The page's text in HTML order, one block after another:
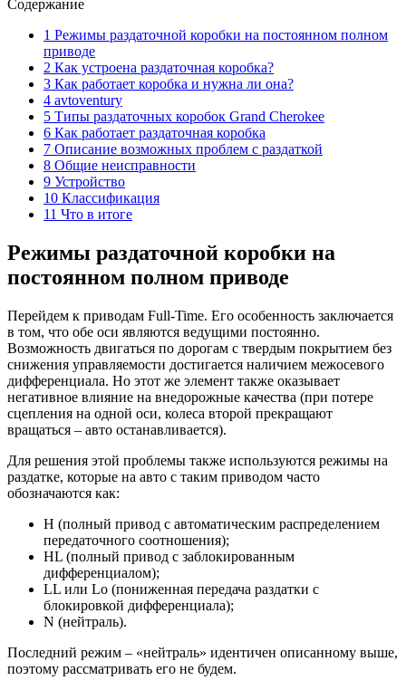
Содержание
1 Режимы раздаточной коробки на постоянном полном
приводе
2 Как устроена раздаточная коробка?
3 Как работает коробка и нужна ли она?
4 avtoventury
5 Типы раздаточных коробок Grand Cherokee
6 Как работает раздаточная коробка
7 Описание возможных проблем с раздаткой
8 Общие неисправности
9 Устройство
10 Классификация
11 Что в итоге
Режимы раздаточной коробки на
постоянном полном приводе
Перейдем к приводам Full-Time. Его особенность заключается
в том, что обе оси являются ведущими постоянно.
Возможность двигаться по дорогам с твердым покрытием без
снижения управляемости достигается наличием межосевого
дифференциала. Но этот же элемент также оказывает
негативное влияние на внедорожные качества (при потере
сцепления на одной оси, колеса второй прекращают
вращаться – авто останавливается).
Для решения этой проблемы также используются режимы на
раздатке, которые на авто с таким приводом часто
обозначаются как:
H (полный привод с автоматическим распределением
передаточного соотношения);
HL (полный привод с заблокированным
дифференциалом);
LL или Lo (пониженная передача раздатки с
блокировкой дифференциала);
N (нейтраль).
Последний режим – «нейтраль» идентичен описанному выше,
поэтому рассматривать его не будем.